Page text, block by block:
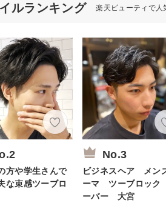
ルランキング 楽天ビューティで人
方や学生さんで
な束感ツーブロ
No.3
ビジネスヘア メン
ーマ ツーブロッ
ーバー 大宮